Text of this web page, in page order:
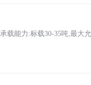
载能力:标载30-35吨,最大允